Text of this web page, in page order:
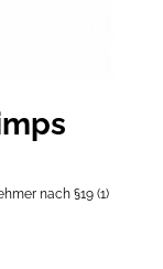
nach §19 (1)